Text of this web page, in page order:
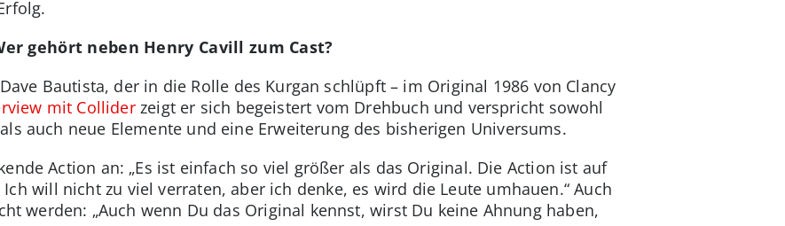
gehört neben Henry Cavill zum Cast?
Bautista, der in die Rolle des Kurgan schlüpft – im Original 1986 von Clancy
mit Colliderzeigt er sich begeistert vom Drehbuch und verspricht sowohl
auch neue Elemente und eine Erweiterung des bisherigen Universums.
Action an: „Es ist einfach so viel größer als das Original. Die Action ist auf
Ich will nicht zu viel verraten, aber ich denke, es wird die Leute umhauen.“ Auch
werden: „Auch wenn Du das Original kennst, wirst Du keine Ahnung haben,